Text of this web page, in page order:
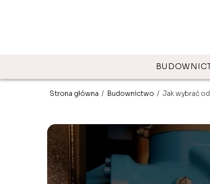
Strona główna / Budownictwo / Jak wybrać